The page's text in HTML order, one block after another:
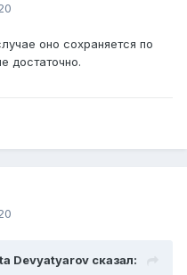
оно сохраняется по
достаточно.
Devyatyarov сказал: